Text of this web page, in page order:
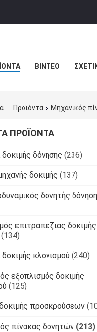
ΒΊΝΤΕΟ
Προϊόντα Μηχανικός
ΠΡΟΪΌΝΤΑ
δόνησης (236)
δοκιμής (137)
δονητής
επιτραπέζιας δοκιμής
(134)
κλονισμού (240)
εξοπλισμός δοκιμής
(125)
προσκρούσεων
πίνακας δονητών (213)